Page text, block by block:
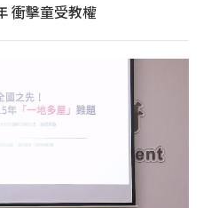
衝擊童受教權